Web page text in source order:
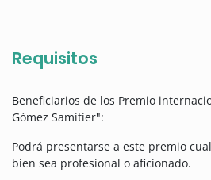
Requisitos
Beneficiarios de los Premio
Gómez Samitier":
Podrá presentarse a este premio
bien sea profesional o aficionado.